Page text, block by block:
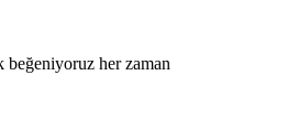
her zaman